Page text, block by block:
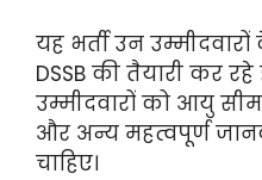
यह भर्ती उन
DSSB की तैयारी कर
उम्मीदवारों को आयु
और अन्य महत्वपूर्ण
चाहिए।